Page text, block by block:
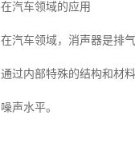
在汽车领域的应用
在汽车领域，消声器是排
通过内部特殊的结构和材
噪声水平。